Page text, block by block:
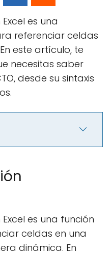
Excel es una
referenciar celdas
este artículo, te
necesitas saber
desde su sintaxis
Excel es una función
celdas en una
dinámica. En